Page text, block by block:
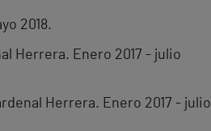
2018.
Herrera. Enero 2017 - julio
Herrera. Enero 2017 - julio